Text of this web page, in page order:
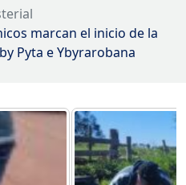
marcan el inicio de la
Pyta e Ybyrarobana